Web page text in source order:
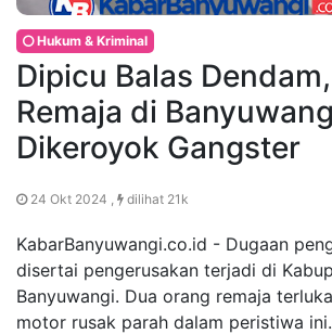
Hukum & Kriminal
Dipicu Balas
Remaja di
Dikeroyok Gangster
24 Okt 2024 , dilihat 21k
KabarBanyuwangi.co.id - Dugaan
disertai pengerusakan terjadi di
Banyuwangi. Dua orang remaja
motor rusak parah dalam peristiwa